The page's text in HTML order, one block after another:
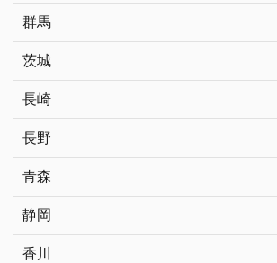
群馬
茨城
長崎
長野
青森
静岡
香川